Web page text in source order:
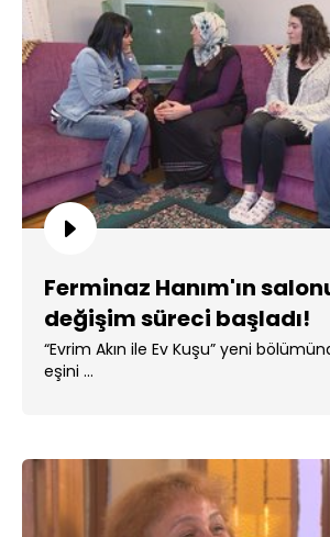
Ferminaz Hanım'ın
değişim süreci başladı!
“Evrim Akın ile Ev Kuşu” yeni
eşini ...